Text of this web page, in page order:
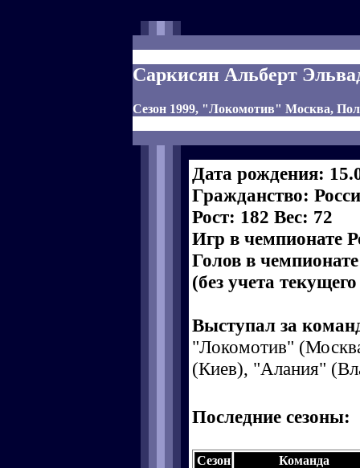
Саркисян Альберт
Сезон 1999, "Локомотив" Москва,
Дата рождения:
Гражданство:
Рост: 182 Вес: 72
Игр в чемпионате
Голов в
(без учета
Выступал за
"Локомотив"
(Киев), "Алания"
Последние сезоны:
Сезон
Команда